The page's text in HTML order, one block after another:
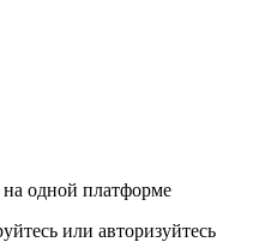
одной платформе
или авторизуйтесь